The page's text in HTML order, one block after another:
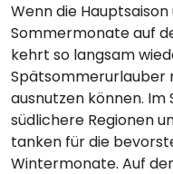
Wenn die
Sommermonate auf
kehrt so langsam
Spätsommerurlauber
ausnutzen können.
südlichere Regionen
tanken für die
Wintermonate. Auf